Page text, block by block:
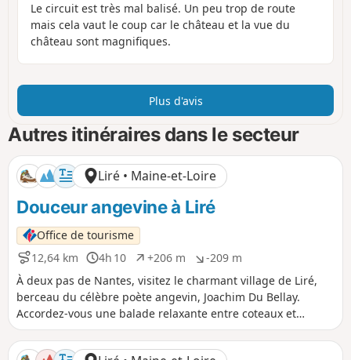
Le circuit est très mal balisé. Un peu trop de route
mais cela vaut le coup car le château et la vue du
château sont magnifiques.
Plus d'avis
Autres itinéraires dans le secteur
Liré • Maine-et-Loire
Douceur angevine à Liré
Office de tourisme
12,64 km
D
i
s
t
a
n
c
4h 10
D
u
r
é
e
+206 m
D
é
n
i
v
e
l
-209 m
D
é
n
i
v
e
l
À deux pas de Nantes, visitez le charmant village de Liré,
berceau du célèbre poète angevin, Joachim Du Bellay.
Accordez-vous une balade relaxante entre coteaux et
vignobles en famille ou entre amis.